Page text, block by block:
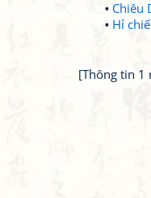
Chiêu
Hỉ
[Thông tin 1